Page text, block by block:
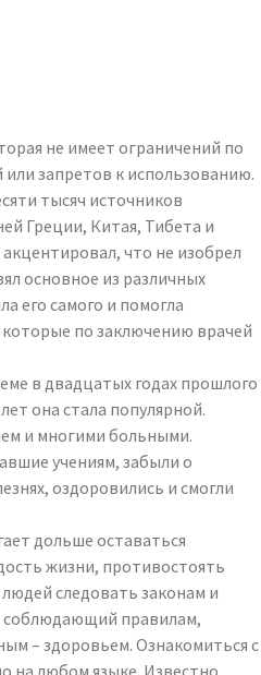
не имеет ограничений по
запретов к использованию.
тысяч источников
Греции, Китая, Тибета и
что не изобрел
основное из различных
его самого и помогла
по заключению врачей
в двадцатых годах прошлого
она стала популярной.
и многими больными.
учениям, забыли о
оздоровились и смогли
дольше оставаться
жизни, противостоять
следовать законам и
соблюдающий правилам,
– здоровьем. Ознакомиться с
на любом языке. Известно